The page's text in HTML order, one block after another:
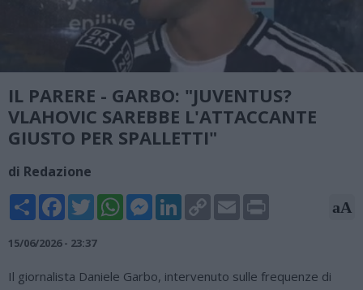
IL PARERE - GARBO: "JUVENTUS?
VLAHOVIC SAREBBE L'ATTACCANTE
GIUSTO PER SPALLETTI"
di Redazione
Share FacebookTwitterWhatsAppMessengerLinkedInCopy
Link
Email aA
15/06/2026 - 23:37
Il giornalista Daniele Garbo, intervenuto sulle frequenze di